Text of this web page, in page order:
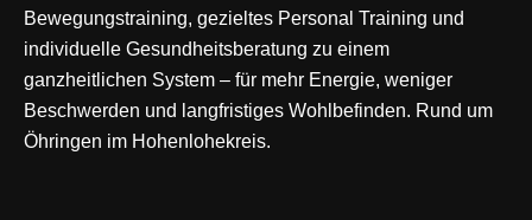
Bewegungstraining, gezieltes Personal Training und
individuelle Gesundheitsberatung zu einem
ganzheitlichen System – für mehr Energie, weniger
Beschwerden und langfristiges Wohlbefinden. Rund um
Öhringen im Hohenlohekreis.